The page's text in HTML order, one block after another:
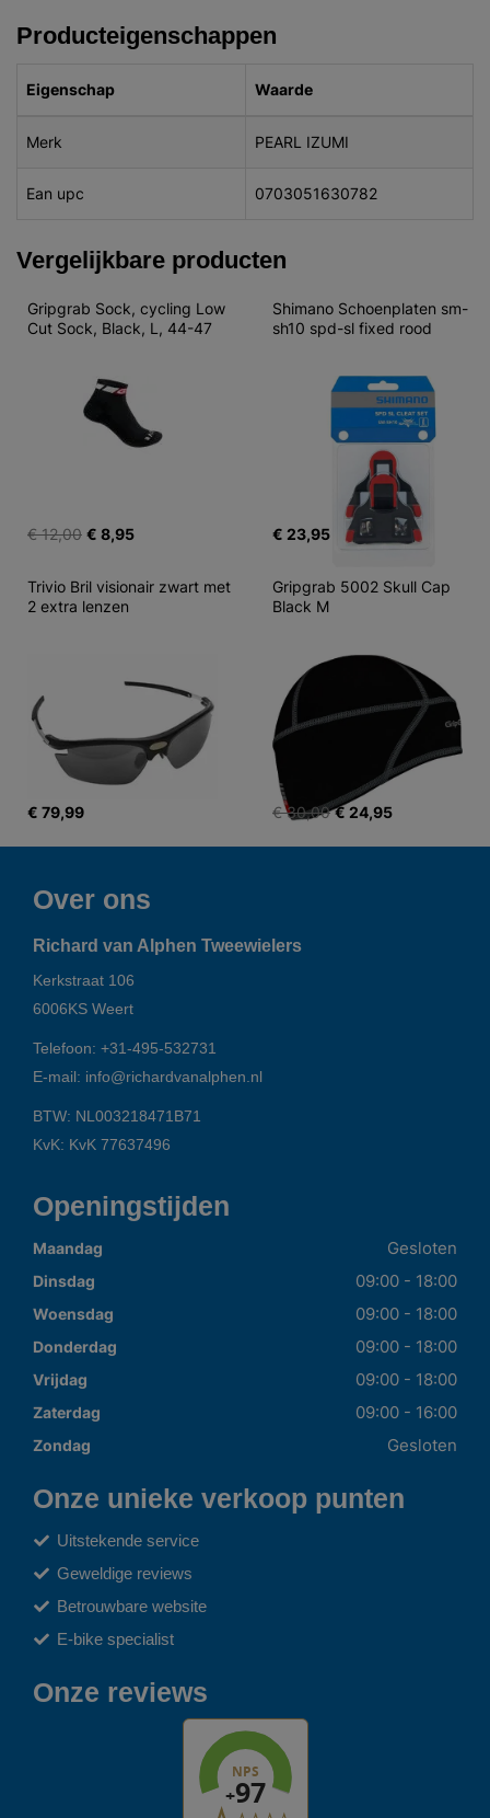
Producteigenschappen
Eigenschap Waarde
Merk PEARL IZUMI
Ean upc 0703051630782
Vergelijkbare producten
Gripgrab Sock, cycling Low
Cut Sock, Black, L, 44-47
€ 12,00 € 8,95
Shimano Schoenplaten sm-
sh10 spd-sl fixed rood
€ 23,95
Trivio Bril visionair zwart met
2 extra lenzen
€ 79,99
Gripgrab 5002 Skull Cap
Black M
€ 30,00 € 24,95
Over ons
Richard van Alphen Tweewielers
Kerkstraat 106
6006KS Weert
Telefoon: +31-495-532731
E-mail: info@richardvanalphen.nl
BTW: NL003218471B71
KvK: KvK 77637496
Openingstijden
Maandag Gesloten
Dinsdag 09:00 - 18:00
Woensdag 09:00 - 18:00
Donderdag 09:00 - 18:00
Vrijdag 09:00 - 18:00
Zaterdag 09:00 - 16:00
Zondag Gesloten
Onze unieke verkoop punten
Uitstekende service
Geweldige reviews
Betrouwbare website
E-bike specialist
Onze reviews